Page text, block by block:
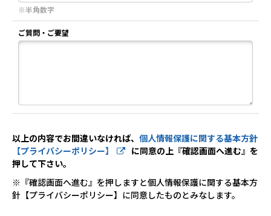
※半角数字
ご質問・ご要望
以上の内容でお間違いなければ、 個人情報保護に関する基本方針
【プライバシーポリシー】
に同意の上『確認画面へ進む』を
押して下さい。
※『確認画面へ進む』を押しますと個人情報保護に関する基本方
針【プライバシーポリシー】に同意したものとみなします。